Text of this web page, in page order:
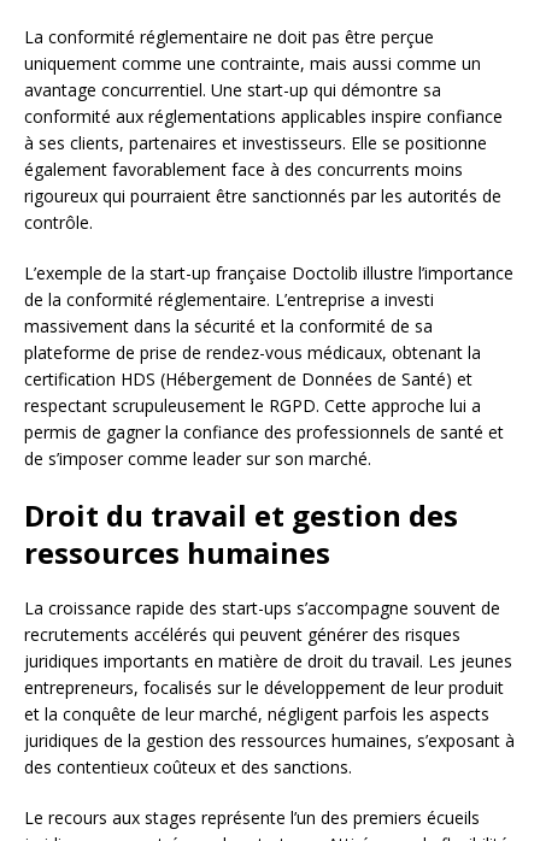
La conformité réglementaire ne doit pas être perçue
uniquement comme une contrainte, mais aussi comme un
avantage concurrentiel. Une start-up qui démontre sa
conformité aux réglementations applicables inspire confiance
à ses clients, partenaires et investisseurs. Elle se positionne
également favorablement face à des concurrents moins
rigoureux qui pourraient être sanctionnés par les autorités de
contrôle.
L’exemple de la start-up française Doctolib illustre l’importance
de la conformité réglementaire. L’entreprise a investi
massivement dans la sécurité et la conformité de sa
plateforme de prise de rendez-vous médicaux, obtenant la
certification HDS (Hébergement de Données de Santé) et
respectant scrupuleusement le RGPD. Cette approche lui a
permis de gagner la confiance des professionnels de santé et
de s’imposer comme leader sur son marché.
Droit du travail et gestion des
ressources humaines
La croissance rapide des start-ups s’accompagne souvent de
recrutements accélérés qui peuvent générer des risques
juridiques importants en matière de droit du travail. Les jeunes
entrepreneurs, focalisés sur le développement de leur produit
et la conquête de leur marché, négligent parfois les aspects
juridiques de la gestion des ressources humaines, s’exposant à
des contentieux coûteux et des sanctions.
Le recours aux stages représente l’un des premiers écueils